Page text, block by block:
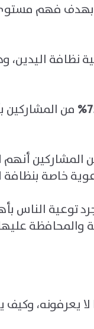
فهم مستوى
اليدين،
من
المشاركين
خاصة بنظافة
الناس
والمحافظة
وكيف